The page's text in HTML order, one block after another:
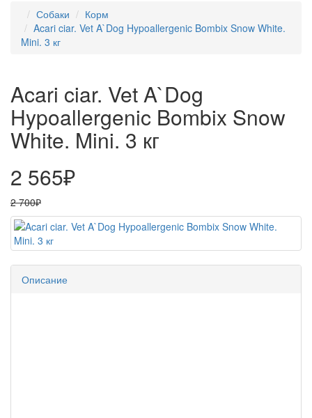
Собаки
Корм
Acari ciar. Vet A`Dog Hypoallergenic Bombix Snow White.
Mini. 3 кг
Acari ciar. Vet A`Dog
Hypoallergenic Bombix Snow
White. Mini. 3 кг
2 565₽
2 700₽
Описание